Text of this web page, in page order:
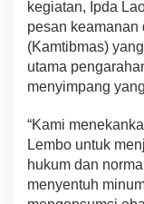
L
i
t
a
s
kegiatan, Ipda
pesan keamanan
(Kamtibmas)
utama
menyimpang
“Kami
Lembo untuk
hukum dan
menyentuh